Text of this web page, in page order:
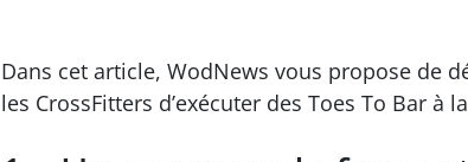
Dans cet article, WodNews vous propose de
les CrossFitters d’exécuter des Toes To Bar à